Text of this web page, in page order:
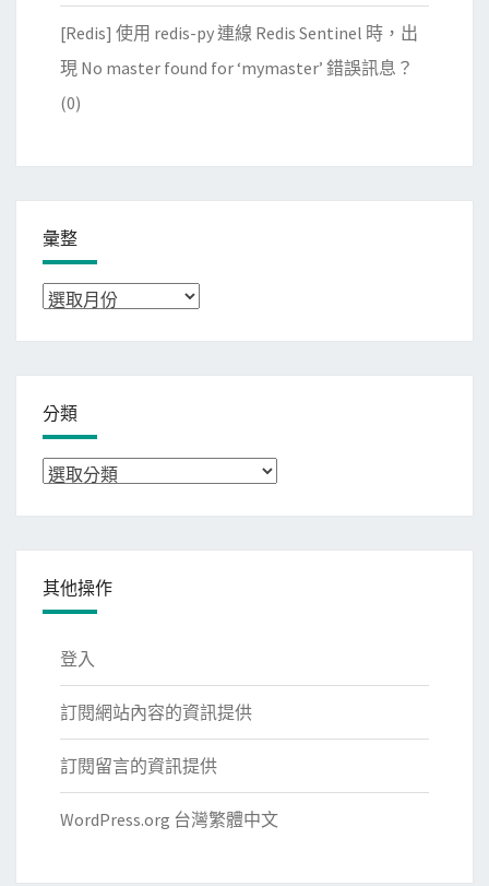
[Redis] 使用 redis-py 連線 Redis Sentinel 時，出
現 No master found for ‘mymaster’ 錯誤訊息？
(0)
彙整
彙
分類
分
其他操作
登入
訂閱網站內容的資訊提供
訂閱留言的資訊提供
WordPress.org 台灣繁體中文